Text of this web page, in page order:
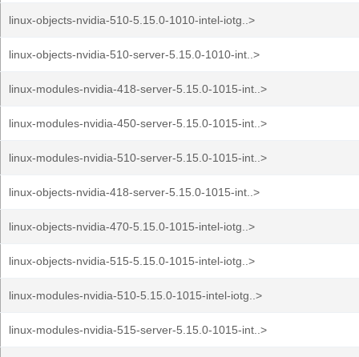
linux-objects-nvidia-510-5.15.0-1010-intel-iotg..>
linux-objects-nvidia-510-server-5.15.0-1010-int..>
linux-modules-nvidia-418-server-5.15.0-1015-int..>
linux-modules-nvidia-450-server-5.15.0-1015-int..>
linux-modules-nvidia-510-server-5.15.0-1015-int..>
linux-objects-nvidia-418-server-5.15.0-1015-int..>
linux-objects-nvidia-470-5.15.0-1015-intel-iotg..>
linux-objects-nvidia-515-5.15.0-1015-intel-iotg..>
linux-modules-nvidia-510-5.15.0-1015-intel-iotg..>
linux-modules-nvidia-515-server-5.15.0-1015-int..>